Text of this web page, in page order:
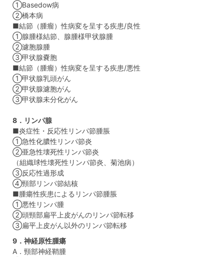
①Basedow病
②橋本病
■結節（腫瘤）性病変を呈する疾患/良性
①腺腫様結節、腺腫様甲状腺腫
②濾胞腺腫
③甲状腺嚢胞
■結節（腫瘤）性病変を呈する疾患/悪性
①甲状腺乳頭がん
②甲状腺濾胞がん
③甲状腺未分化がん
8．リンパ腺
■炎症性・反応性リンパ節腫脹
①急性化膿性リンパ節炎
②亜急性壊死性リンパ節炎
（組織球性壊死性リンパ節炎、菊池病）
③反応性過形成
④頸部リンパ節結核
■腫瘍性疾患によるリンパ節腫脹
①悪性リンパ腫
②頭頸部扁平上皮がんのリンパ節転移
③扁平上皮がん以外のリンパ節転移
9．神経原性腫瘍
A．頸部神経鞘腫